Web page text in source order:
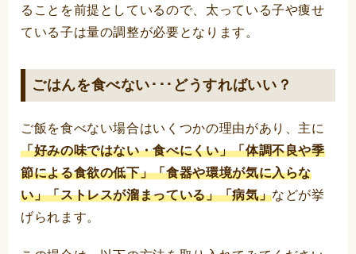
ることを前提としているので、太っている子や痩せ
ている子は量の調整が必要となります。
ごはんを食べない･･･どうすればいい？
ご飯を食べない場合はいくつかの理由があり、主に
「好みの味ではない・食べにくい」「体調不良や季
節による食欲の低下」「食器や環境が気に入らな
い」「ストレスが溜まっている」「病気」などが挙
げられます。